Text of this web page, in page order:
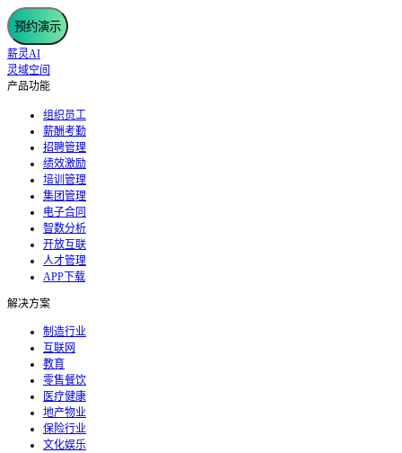
预约演示
薪灵AI
灵域空间
产品功能
组织员工
薪酬考勤
招聘管理
绩效激励
培训管理
集团管理
电子合同
智数分析
开放互联
人才管理
APP下载
解决方案
制造行业
互联网
教育
零售餐饮
医疗健康
地产物业
保险行业
文化娱乐